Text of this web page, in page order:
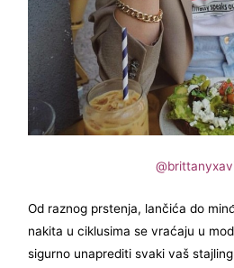
Od raznog prstenja, lančića do
nakita u ciklusima se vraćaju u
sigurno unaprediti svaki vaš